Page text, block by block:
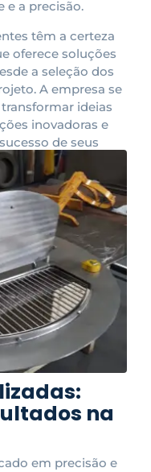
e a precisão.
têm a certeza
oferece soluções
a seleção dos
A empresa se
ideias
inovadoras e
de seus
na
em precisão e